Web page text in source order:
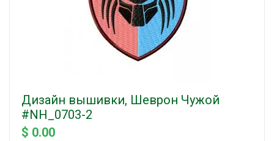
Дизайн вышивки, Шеврон Чужой
#NH_0703-2
$ 0.00